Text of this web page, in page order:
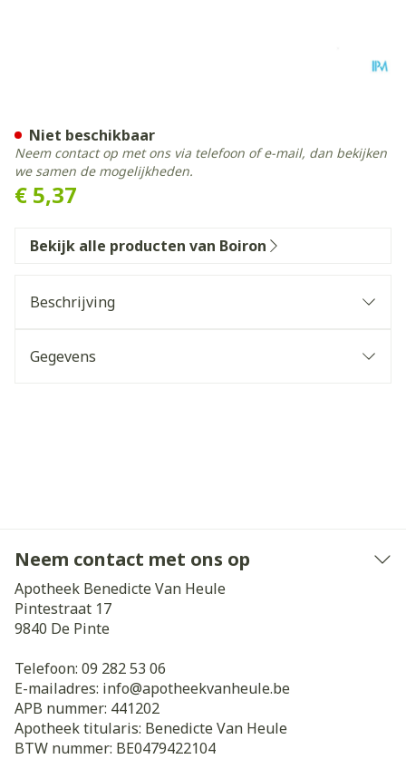
€ 5,37
Niet beschikbaar
Neem contact op met ons via telefoon of e-mail, dan bekijken
we samen de mogelijkheden.
Bekijk alle producten van Boiron
Beschrijving
Gegevens
Neem contact met ons op
Apotheek Benedicte Van Heule
Pintestraat 17
9840 De Pinte
Telefoon: 09 282 53 06
E-mailadres: info@apotheekvanheule.be
APB nummer: 441202
Apotheek titularis: Benedicte Van Heule
BTW nummer: BE0479422104